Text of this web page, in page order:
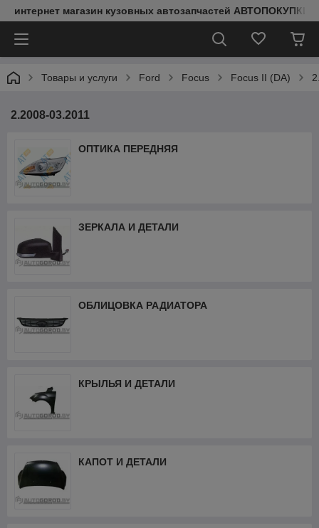
интернет магазин кузовных автозапчастей АВТОПОКУПКИ
Товары и услуги Ford Focus Focus II (DA)
2.2008-03.2011
ОПТИКА ПЕРЕДНЯЯ
ЗЕРКАЛА И ДЕТАЛИ
ОБЛИЦОВКА РАДИАТОРА
КРЫЛЬЯ И ДЕТАЛИ
КАПОТ И ДЕТАЛИ